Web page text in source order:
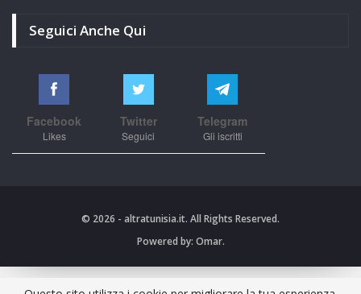
Seguici Anche Qui
Facebook
Likes
Twitter
Seguici
Telegram
Gli iscritti
© 2026 - altratunisia.it. All Rights Reserved.
Powered by: Omar.